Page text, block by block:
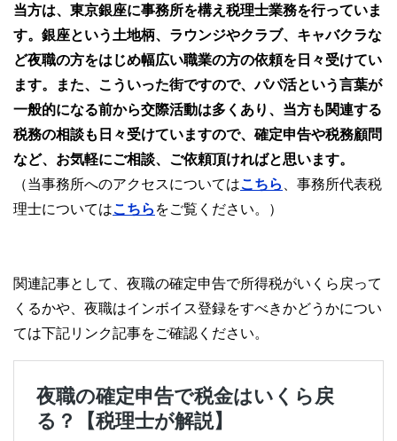
当方は、東京銀座に事務所を構え税理士業務を行っていま
す。銀座という土地柄、ラウンジやクラブ、キャバクラな
ど夜職の方をはじめ幅広い職業の方の依頼を日々受けてい
ます。また、こういった街ですので、パパ活という言葉が
一般的になる前から交際活動は多くあり、当方も関連する
税務の相談も日々受けていますので、確定申告や税務顧問
など、お気軽にご相談、ご依頼頂ければと思います。
（当事務所へのアクセスについてはこちら
、事務所代表税
理士についてはこちら をご覧ください。）
関連記事として、夜職の確定申告で所得税がいくら戻って
くるかや、夜職はインボイス登録をすべきかどうかについ
ては下記リンク記事をご確認ください。